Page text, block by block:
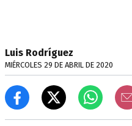
Luis Rodríguez
MIÉRCOLES 29 DE ABRIL DE 2020